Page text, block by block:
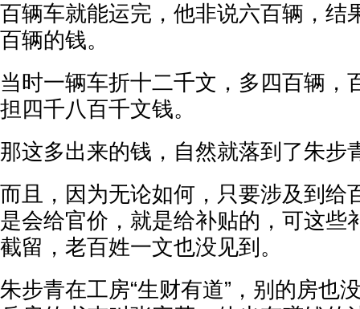
百辆车就能运完，他非说六百辆，结
百辆的钱。
当时一辆车折十二千文，多四百辆，
担四千八百千文钱。
那这多出来的钱，自然就落到了朱步
而且，因为无论如何，只要涉及到给
是会给官价，就是给补贴的，可这些
截留，老百姓一文也没见到。
朱步青在工房“生财有道”，别的房也